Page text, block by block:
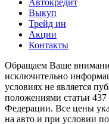
Автокредит
Выкуп
Трейд ин
Акции
Контакты
Обращаем Ваше
исключительно
условиях не является
положениями статьи 437
Федерации. Все цены
на авто и при условии